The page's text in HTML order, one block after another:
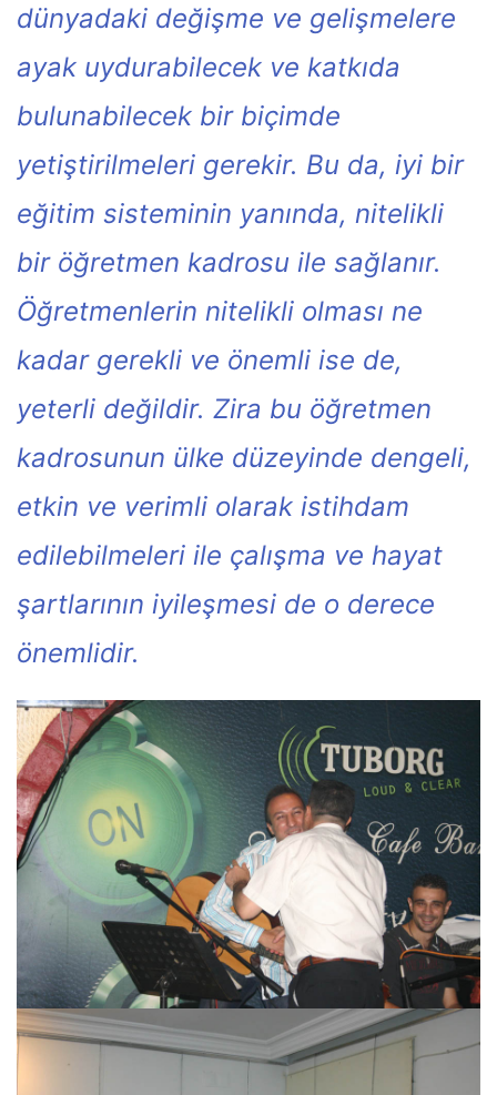
dünyadaki değişme ve gelişmelere
ayak uydurabilecek ve katkıda
bulunabilecek bir biçimde
yetiştirilmeleri gerekir. Bu da, iyi bir
eğitim sisteminin yanında, nitelikli
bir öğretmen kadrosu ile sağlanır.
Öğretmenlerin nitelikli olması ne
kadar gerekli ve önemli ise de,
yeterli değildir. Zira bu öğretmen
kadrosunun ülke düzeyinde dengeli,
etkin ve verimli olarak istihdam
edilebilmeleri ile çalışma ve hayat
şartlarının iyileşmesi de o derece
önemlidir.